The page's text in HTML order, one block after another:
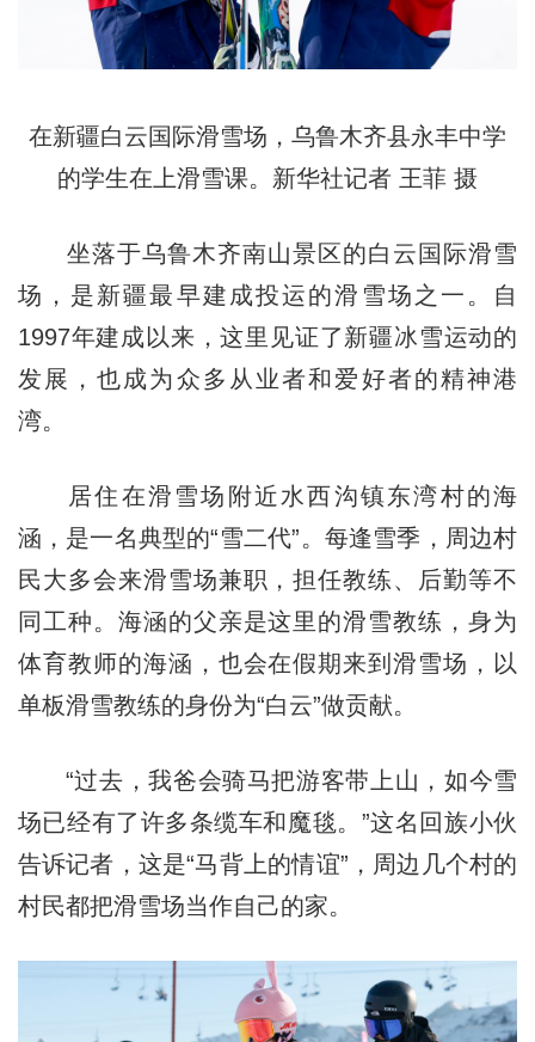
在新疆白云国际滑雪场，乌鲁木齐县永丰中学
的学生在上滑雪课。新华社记者 王菲 摄
坐落于乌鲁木齐南山景区的白云国际滑雪
场，是新疆最早建成投运的滑雪场之一。自
1997年建成以来，这里见证了新疆冰雪运动的
发展，也成为众多从业者和爱好者的精神港
湾。
居住在滑雪场附近水西沟镇东湾村的海
涵，是一名典型的“雪二代”。每逢雪季，周边村
民大多会来滑雪场兼职，担任教练、后勤等不
同工种。海涵的父亲是这里的滑雪教练，身为
体育教师的海涵，也会在假期来到滑雪场，以
单板滑雪教练的身份为“白云”做贡献。
“过去，我爸会骑马把游客带上山，如今雪
场已经有了许多条缆车和魔毯。”这名回族小伙
告诉记者，这是“马背上的情谊”，周边几个村的
村民都把滑雪场当作自己的家。